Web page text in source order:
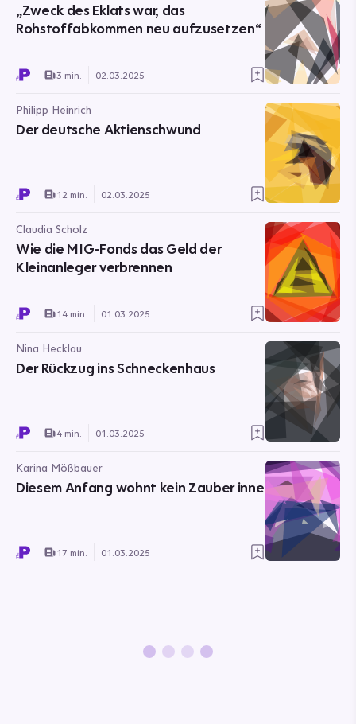
„Zweck des Eklats war, das
Rohstoffabkommen neu aufzusetzen“
3 min. 02.03.2025
Philipp Heinrich
Der deutsche Aktienschwund
12 min. 02.03.2025
Claudia Scholz
Wie die MIG-Fonds das Geld der
Kleinanleger verbrennen
14 min. 01.03.2025
Nina Hecklau
Der Rückzug ins Schneckenhaus
4 min. 01.03.2025
Karina Mößbauer
Diesem Anfang wohnt kein Zauber inne
17 min. 01.03.2025